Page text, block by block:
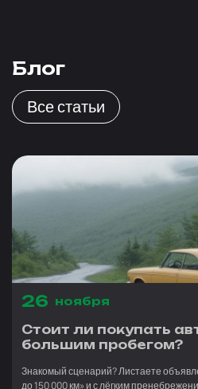
Блог
Все статьи
26 ноября
Стоит ли покупать
большим пробегом?
Знакомый сценарий? Листаете
до 150 000 км» и с лёгким